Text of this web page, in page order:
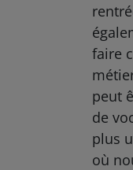
faire
peut
de
plus
où